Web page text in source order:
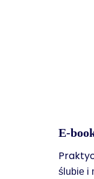
E-
ślubie i